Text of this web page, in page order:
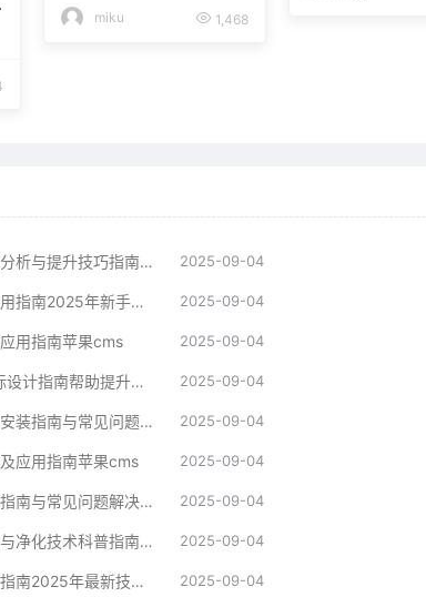
miku 1,468
苹果cms模板下载速度慢原因分析与提升技巧指南苹果cms 2025-09-04
苹果cms模板斗鱼直播伴侣使用指南2025年新手必看苹果cms 2025-09-04
用指南苹果cms 2025-09-04
苹果cms模板2025年易用图标设计指南帮助提升界面美观苹果cms 2025-09-04
苹果cms模板迅雷最新版下载安装指南与常见问题解决方案苹果cms 2025-09-04
应用指南苹果cms 2025-09-04
苹果cms模板射手网字幕下载指南与常见问题解决方案苹果cms 2025-09-04
苹果cms模板爱纯净官网介绍与净化技术科普指南苹果cms 2025-09-04
苹果cms模板腾讯云游戏入门指南2025年最新技术解析苹果cms 2025-09-04